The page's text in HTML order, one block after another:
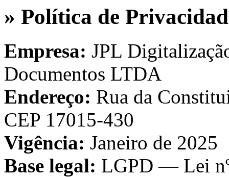
» Política de
Empresa: JPL
Documentos LTDA
Endereço: Rua da
CEP 17015-430
Vigência: Janeiro de 2025
Base legal: LGPD — Lei